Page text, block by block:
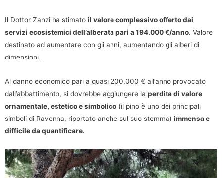
Il Dottor Zanzi ha stimato il valore complessivo offerto dai
servizi ecosistemici dell’alberata pari a 194.000 €/anno. Valore
destinato ad aumentare con gli anni, aumentando gli alberi di
dimensioni.
Al danno economico pari a quasi 200.000 € all’anno provocato
dall’abbattimento, si dovrebbe aggiungere la perdita di valore
ornamentale, estetico e simbolico (il pino è uno dei principali
simboli di Ravenna, riportato anche sul suo stemma) immensa e
difficile da quantificare.